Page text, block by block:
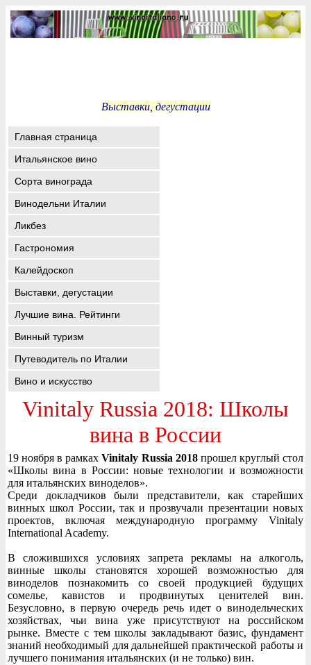
Выставки, дегустации
Главная страница
Итальянское вино
Сорта винограда
Винодельни Италии
Ликбез
Гастрономия
Калейдоскоп
Выставки, дегустации
Лучшие вина. Рейтинги
Винный туризм
Путеводитель по Италии
Вино и искусство
Vinitaly Russia 2018: Школы
вина в России
19 ноября в рамкахVinitaly Russia 2018прошел круглый стол
«Школы вина в России: новые технологии и возможности
для итальянских виноделов».
Среди докладчиков были представители, как старейших
винных школ России, так и прозвучали презентации новых
проектов, включая международную программу Vinitaly
International Academy.
В сложившихся условиях запрета рекламы на алкоголь,
винные школы становятся хорошей возможностью для
виноделов познакомить со своей продукцией будущих
сомелье, кавистов и продвинутых ценителей вин.
Безусловно, в первую очередь речь идет о винодельческих
хозяйствах, чьи вина уже присутствуют на российском
рынке. Вместе с тем школы закладывают базис, фундамент
знаний необходимый для дальнейшей практической работы и
лучшего понимания итальянских (и не только) вин.